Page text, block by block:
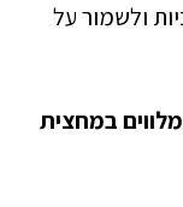
ולשמור על
במחצית